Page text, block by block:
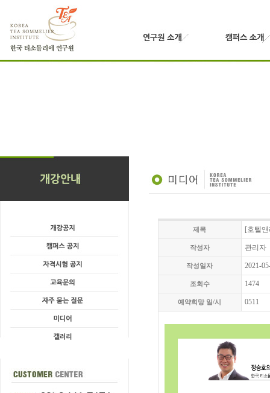
제목 [호텔
작성자 관리자
작성일자 2021-
조회수 1474
예약희망 일/시 0511